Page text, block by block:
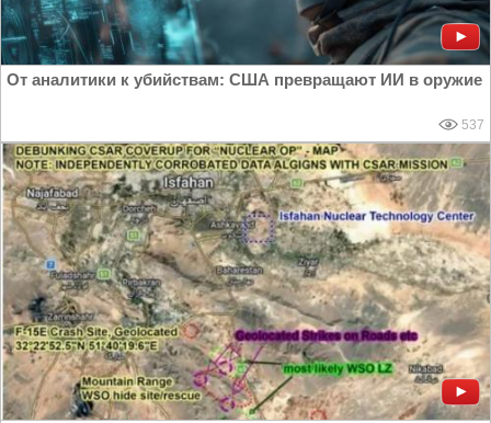
От аналитики к убийствам: США превращают ИИ в оружие
537